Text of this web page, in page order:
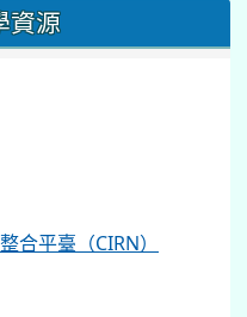
資源
合平臺（CIRN）